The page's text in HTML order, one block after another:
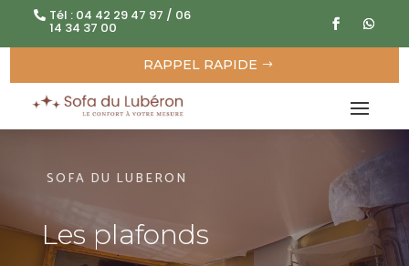
Tél : 04 42 29 47 97 / 06
14 34 37 00
RAPPEL RAPIDE
SOFA DU LUBERON
Les plafonds